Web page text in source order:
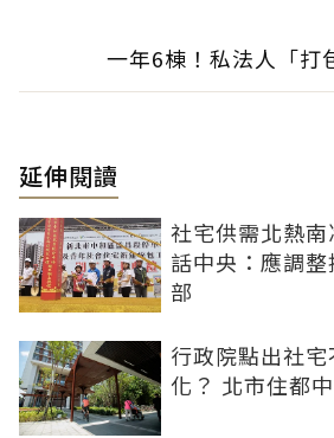
一年6棟！私法人「打
延伸閱讀
社宅供需北熱
話中央：應調
部
行政院點出社
化？ 北市住都